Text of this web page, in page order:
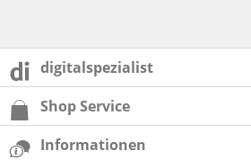
digitalspezialist
Shop Service
Informationen